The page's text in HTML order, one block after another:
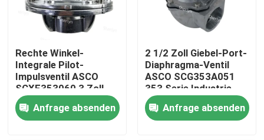
Zu Hause
Rechte Winkel-
Integrale Pilot-
Impulsventil ASCO
SCXE353060 3 Zoll
Stabiler Arbeitsdruck
Anfrage absenden
2 1/2 Zoll Giebel-Port-
Diaphragma-Ventil
ASCO SCG353A051
353 Serie Industrie-
Staubreinigung
Anfrage absenden